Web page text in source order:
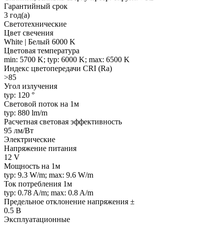
Гарантийный срок
3 год(а)
Светотехнические
Цвет свечения
White | Белый 6000 K
Цветовая температура
min: 5700 K; typ: 6000 K; max: 6500 K
Индекс цветопередачи CRI (Ra)
>85
Угол излучения
typ: 120 °
Световой поток на 1м
typ: 880 lm/m
Расчетная световая эффективность
95 лм/Вт
Электрические
Напряжение питания
12 V
Мощность на 1м
typ: 9.3 W/m; max: 9.6 W/m
Ток потребления 1м
typ: 0.78 A/m; max: 0.8 A/m
Предельное отклонение напряжения ±
0.5 В
Эксплуатационные